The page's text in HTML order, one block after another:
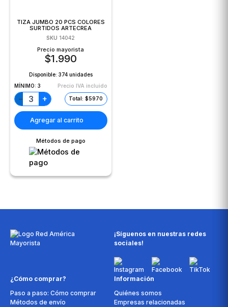
TIZA JUMBO 20 PCS COLORES
SURTIDOS ARTECREA
SKU 14042
Precio mayorista
$1.990
Disponible: 374 unidades
MÍNIMO: 3 Precio IVA incluido
− + Total: $5970
Agregar al carrito
Métodos de pago
¡Síguenos en nuestras redes
sociales!
¿Cómo comprar?
Paso a paso: Cómo comprar
Métodos de envío
Información
Quiénes somos
Empresas relacionadas